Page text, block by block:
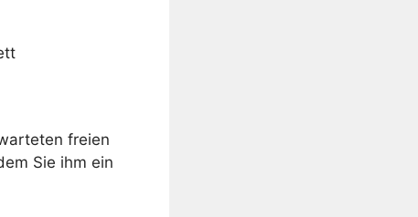
freien
Sie ihm ein